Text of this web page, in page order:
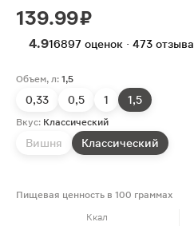
139.99 ₽
4.916897 оценок · 473 отзыва
Объем, л: 1,5
0,33 0,5 1 1,5
Вкус: Классический
Вишня Классический
Пищевая ценность в 100 граммах
Ккал